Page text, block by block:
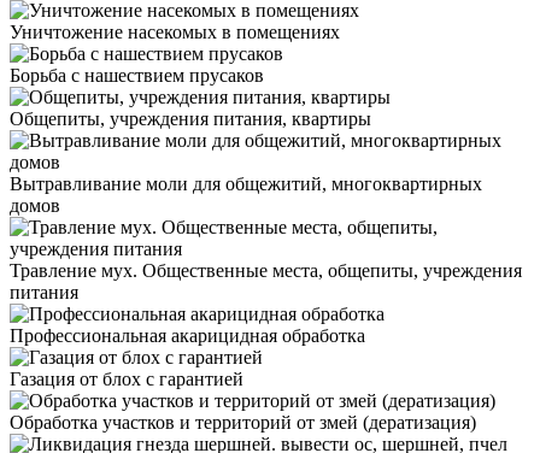
Уничтожение насекомых в помещениях
Борьба с нашествием прусаков
Общепиты, учреждения питания, квартиры
Вытравливание моли для общежитий, многоквартирных
домов
Травление мух. Общественные места, общепиты, учреждения
питания
Профессиональная акарицидная обработка
Газация от блох с гарантией
Обработка участков и территорий от змей (дератизация)